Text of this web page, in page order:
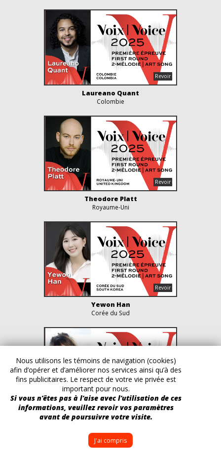
Laureano Quant
Colombie
Theodore Platt
Royaume-Uni
Yewon Han
Corée du Sud
Fanny Soyer
France
Nous utilisons les témoins de navigation (cookies)
afin d’opérer et d’améliorer nos services ainsi qu’à des
fins publicitaires. Le respect de votre vie privée est
important pour nous.
Si vous n’êtes pas à l’aise avec l’utilisation de ces
informations, veuillez revoir vos paramètres
avant de poursuivre votre visite.
J'ai compris